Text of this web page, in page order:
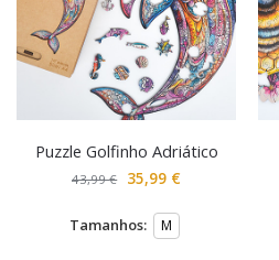
Puzzle Golfinho Adriático
43,99€ 35,99 €
Tamanhos: M